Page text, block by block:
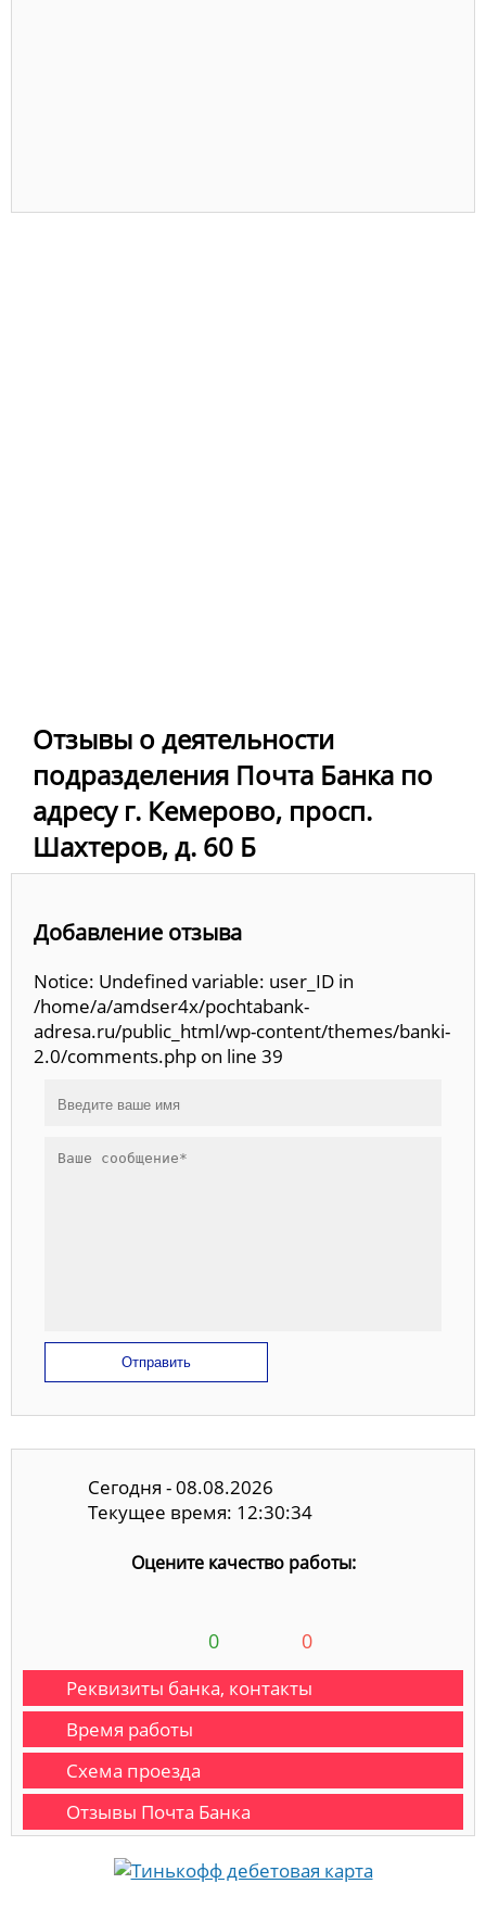
Отзывы о деятельности
подразделения Почта Банка по
адресу г. Кемерово, просп.
Шахтеров, д. 60 Б
Добавление отзыва
Notice: Undefined variable: user_ID in
/home/a/amdser4x/pochtabank-
adresa.ru/public_html/wp-content/themes/banki-
2.0/comments.php on line 39
Отправить
Сегодня - 08.08.2026
Текущее время: 12:30:34
Оцените качество работы:
0 0
Реквизиты банка, контакты
Время работы
Схема проезда
Отзывы Почта Банка